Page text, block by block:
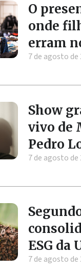
O
onde
erram
7 de agosto de
Show
vivo de
Pedro
7 de agosto de
ESG da
7 de agosto de